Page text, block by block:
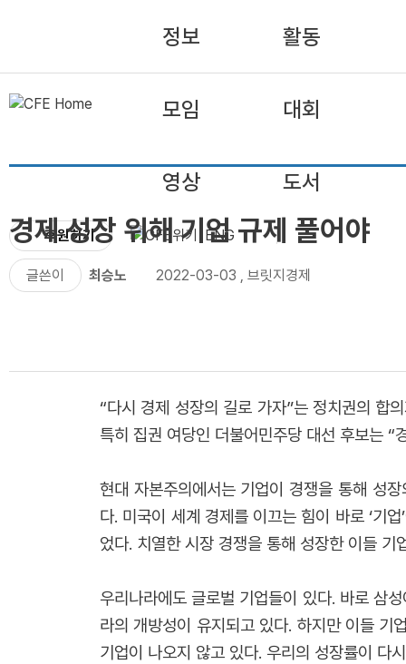
정보 활동
모임 대회
영상 도서
후원하기 ENG
경제 성장 위해 기업 규제 풀어야
글쓴이 최승노 2022-03-03 , 브릿지경제
“다시 경제 성장의 길로 가자”는 정치권의 합
특히 집권 여당인 더불어민주당 대선 후보는
현대 자본주의에서는 기업이 경쟁을 통해 성
다. 미국이 세계 경제를 이끄는 힘이 바로 ‘기
었다. 치열한 시장 경쟁을 통해 성장한 이들 기
우리나라에도 글로벌 기업들이 있다. 바로 삼
라의 개방성이 유지되고 있다. 하지만 이들
기업이 나오지 않고 있다. 우리의 성장률이 다